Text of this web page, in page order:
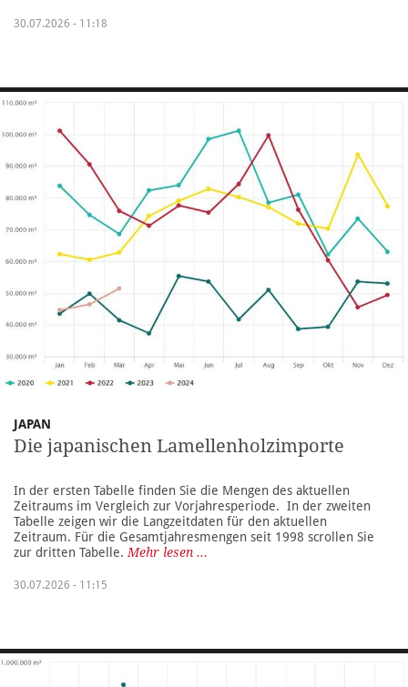
30.07.2026 - 11:18
JAPAN
Die japanischen Lamellenholzimporte
In der ersten Tabelle finden Sie die Mengen des aktuellen
Zeitraums im Vergleich zur Vorjahresperiode. In der zweiten
Tabelle zeigen wir die Langzeitdaten für den aktuellen
Zeitraum. Für die Gesamtjahresmengen seit 1998 scrollen Sie
zur dritten Tabelle. Mehr lesen ...
30.07.2026 - 11:15